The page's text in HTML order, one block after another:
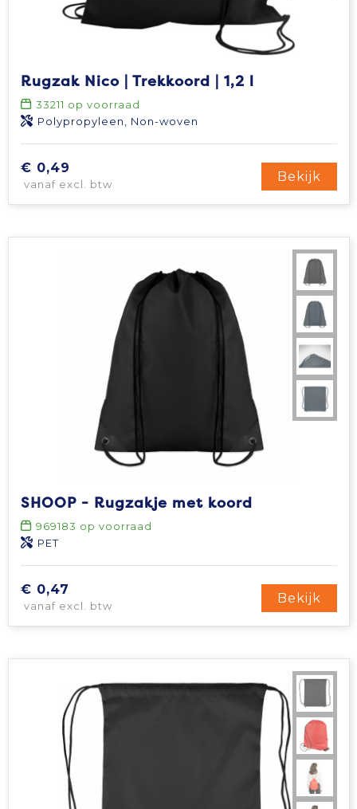
Rugzak Nico | Trekkoord | 1,2 l
33211 op voorraad
Polypropyleen, Non-woven
€ 0,49
vanaf excl. btw
Bekijk
SHOOP - Rugzakje met koord
969183 op voorraad
PET
€ 0,47
vanaf excl. btw
Bekijk